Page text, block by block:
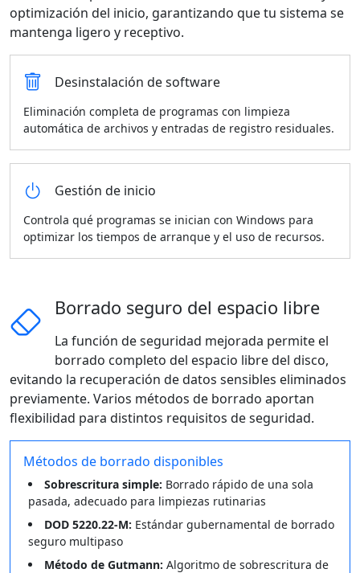
optimización del inicio, garantizando que tu sistema se
mantenga ligero y receptivo.
Desinstalación de software
Eliminación completa de programas con limpieza
automática de archivos y entradas de registro residuales.
Gestión de inicio
Controla qué programas se inician con Windows para
optimizar los tiempos de arranque y el uso de recursos.
Borrado seguro del espacio libre
La función de seguridad mejorada permite el
borrado completo del espacio libre del disco,
evitando la recuperación de datos sensibles eliminados
previamente. Varios métodos de borrado aportan
flexibilidad para distintos requisitos de seguridad.
Métodos de borrado disponibles
Sobrescritura simple: Borrado rápido de una sola
pasada, adecuado para limpiezas rutinarias
DOD 5220.22-M: Estándar gubernamental de borrado
seguro multipaso
Método de Gutmann: Algoritmo de sobrescritura de